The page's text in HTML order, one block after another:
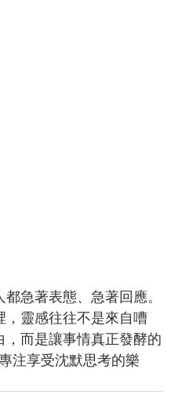
急著表態、急著回應。
，靈感往往不是來自嘈
而是讓事情真正發酵的
注享受沈默思考的樂